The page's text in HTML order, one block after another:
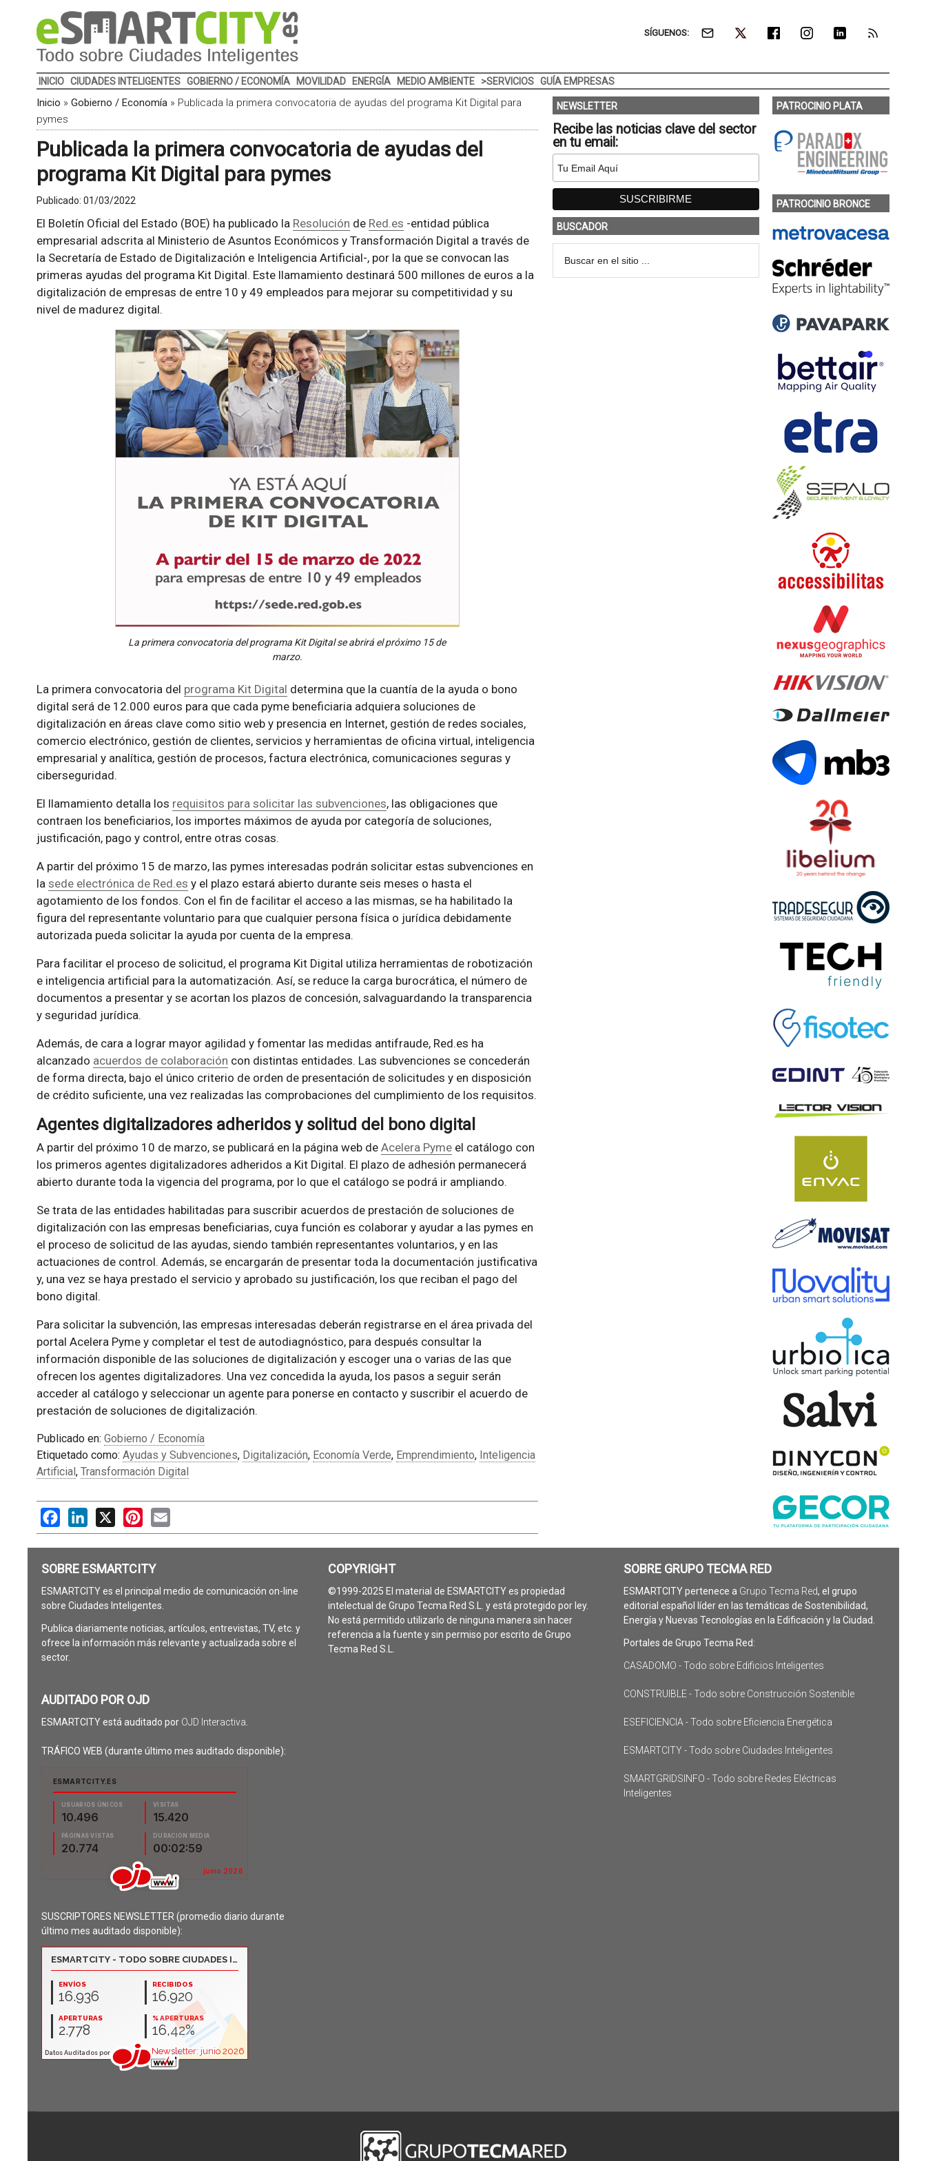
SÍGUENOS:
INICIO CIUDADES INTELIGENTES GOBIERNO / ECONOMÍA MOVILIDAD ENERGÍA MEDIO AMBIENTE >SERVICIOS GUÍA EMPRESAS
Inicio » Gobierno / Economía» Publicada la primera convocatoria de ayudas del programa Kit Digital para
pymes
Publicada la primera convocatoria de ayudas del
programa Kit Digital para pymes
Publicado: 01/03/2022
El Boletín Oficial del Estado (BOE) ha publicado la Resolución de Red.es -entidad pública
empresarial adscrita al Ministerio de Asuntos Económicos y Transformación Digital a través de
la Secretaría de Estado de Digitalización e Inteligencia Artificial-, por la que se convocan las
primeras ayudas del programa Kit Digital. Este llamamiento destinará 500 millones de euros a la
digitalización de empresas de entre 10 y 49 empleados para mejorar su competitividad y su
nivel de madurez digital.
La primera convocatoria del programa Kit Digital se abrirá el próximo 15 de
marzo.
La primera convocatoria del programa Kit Digital determina que la cuantía de la ayuda o bono
digital será de 12.000 euros para que cada pyme beneficiaria adquiera soluciones de
digitalización en áreas clave como sitio web y presencia en Internet, gestión de redes sociales,
comercio electrónico, gestión de clientes, servicios y herramientas de oficina virtual, inteligencia
empresarial y analítica, gestión de procesos, factura electrónica, comunicaciones seguras y
ciberseguridad.
El llamamiento detalla los requisitos para solicitar las subvenciones, las obligaciones que
contraen los beneficiarios, los importes máximos de ayuda por categoría de soluciones,
justificación, pago y control, entre otras cosas.
A partir del próximo 15 de marzo, las pymes interesadas podrán solicitar estas subvenciones en
la sede electrónica de Red.es y el plazo estará abierto durante seis meses o hasta el
agotamiento de los fondos. Con el fin de facilitar el acceso a las mismas, se ha habilitado la
figura del representante voluntario para que cualquier persona física o jurídica debidamente
autorizada pueda solicitar la ayuda por cuenta de la empresa.
Para facilitar el proceso de solicitud, el programa Kit Digital utiliza herramientas de robotización
e inteligencia artificial para la automatización. Así, se reduce la carga burocrática, el número de
documentos a presentar y se acortan los plazos de concesión, salvaguardando la transparencia
y seguridad jurídica.
Además, de cara a lograr mayor agilidad y fomentar las medidas antifraude, Red.es ha
alcanzado acuerdos de colaboración con distintas entidades. Las subvenciones se concederán
de forma directa, bajo el único criterio de orden de presentación de solicitudes y en disposición
de crédito suficiente, una vez realizadas las comprobaciones del cumplimiento de los requisitos.
Agentes digitalizadores adheridos y solitud del bono digital
A partir del próximo 10 de marzo, se publicará en la página web de Acelera Pymeel catálogo con
los primeros agentes digitalizadores adheridos a Kit Digital. El plazo de adhesión permanecerá
abierto durante toda la vigencia del programa, por lo que el catálogo se podrá ir ampliando.
Se trata de las entidades habilitadas para suscribir acuerdos de prestación de soluciones de
digitalización con las empresas beneficiarias, cuya función es colaborar y ayudar a las pymes en
el proceso de solicitud de las ayudas, siendo también representantes voluntarios, y en las
actuaciones de control. Además, se encargarán de presentar toda la documentación justificativa
y, una vez se haya prestado el servicio y aprobado su justificación, los que reciban el pago del
bono digital.
Para solicitar la subvención, las empresas interesadas deberán registrarse en el área privada del
portal Acelera Pyme y completar el test de autodiagnóstico, para después consultar la
información disponible de las soluciones de digitalización y escoger una o varias de las que
ofrecen los agentes digitalizadores. Una vez concedida la ayuda, los pasos a seguir serán
acceder al catálogo y seleccionar un agente para ponerse en contacto y suscribir el acuerdo de
prestación de soluciones de digitalización.
Publicado en: Gobierno / Economía
Etiquetado como: Ayudas y Subvenciones, Digitalización, Economía Verde, Emprendimiento, Inteligencia
Artificial, Transformación Digital
FacebookLinkedIn
X PinterestEmail
NEWSLETTER
Recibe las noticias clave del sector
en tu email:
BUSCADOR
PATROCINIO PLATA
PATROCINIO BRONCE
SOBRE ESMARTCITY
ESMARTCITY es el principal medio de comunicación on-line
sobre Ciudades Inteligentes.
Publica diariamente noticias, artículos, entrevistas, TV, etc. y
ofrece la información más relevante y actualizada sobre el
sector.
AUDITADO POR OJD
ESMARTCITY está auditado por OJD Interactiva
TRÁFICO WEB (durante último mes auditado disponible):
SUSCRIPTORES NEWSLETTER (promedio diario durante
último mes auditado disponible):
COPYRIGHT
©1999-2025 El material de ESMARTCITY es propiedad
intelectual de Grupo Tecma Red S.L. y está protegido por ley.
No está permitido utilizarlo de ninguna manera sin hacer
referencia a la fuente y sin permiso por escrito de Grupo
Tecma Red S.L.
SOBRE GRUPO TECMA RED
ESMARTCITY pertenece a Grupo Tecma Red, el grupo
editorial español líder en las temáticas de Sostenibilidad,
Energía y Nuevas Tecnologías en la Edificación y la Ciudad.
Portales de Grupo Tecma Red:
CASADOMO - Todo sobre Edificios Inteligentes
CONSTRUIBLE - Todo sobre Construcción Sostenible
ESEFICIENCIA - Todo sobre Eficiencia Energética
ESMARTCITY - Todo sobre Ciudades Inteligentes
SMARTGRIDSINFO - Todo sobre Redes Eléctricas
Inteligentes